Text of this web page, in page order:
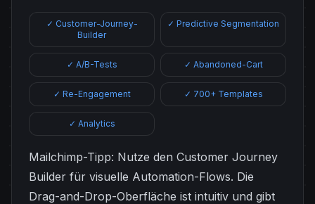
✓ Customer-Journey-
Builder
✓ Predictive Segmentation
✓ A/B-Tests ✓ Abandoned-Cart
✓ Re-Engagement ✓ 700+ Templates
✓ Analytics
Mailchimp-Tipp: Nutze den Customer Journey
Builder für visuelle Automation-Flows. Die
Drag-and-Drop-Oberfläche ist intuitiv und gibt